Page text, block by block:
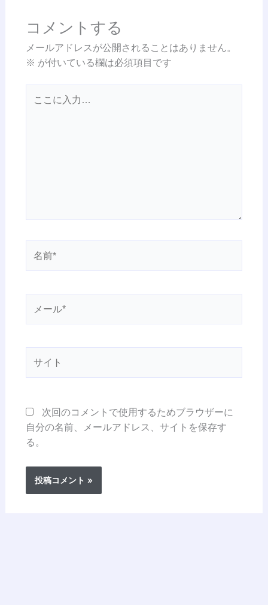
コメントする
メールアドレスが公開されることはありません。
※ が付いている欄は必須項目です
*
次回のコメントで使用するためブラウザーに
自分の名前、メールアドレス、サイトを保存す
る。